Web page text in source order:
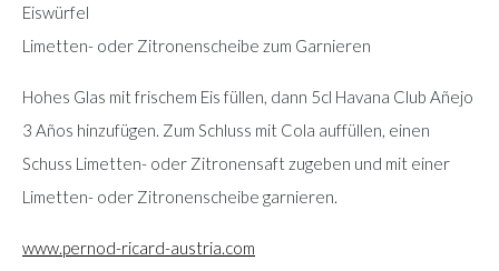
Eiswürfel
Limetten- oder Zitronenscheibe zum Garnieren
Hohes Glas mit frischem Eis füllen, dann 5cl Havana Club Añejo
3 Años hinzufügen. Zum Schluss mit Cola auffüllen, einen
Schuss Limetten- oder Zitronensaft zugeben und mit einer
Limetten- oder Zitronenscheibe garnieren.
www.pernod-ricard-austria.com